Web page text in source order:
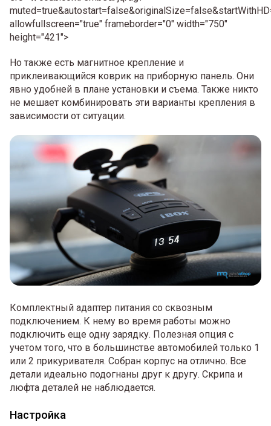
allowfullscreen="true" frameborder="0" width="750"
height="421">
Но также есть магнитное крепление и
приклеивающийся коврик на приборную панель. Они
явно удобней в плане установки и съема. Также никто
не мешает комбинировать эти варианты крепления в
зависимости от ситуации.
Комплектный адаптер питания со сквозным
подключением. К нему во время работы можно
подключить еще одну зарядку. Полезная опция с
учетом того, что в большинстве автомобилей только 1
или 2 прикуривателя. Собран корпус на отлично. Все
детали идеально подогнаны друг к другу. Скрипа и
люфта деталей не наблюдается.
Настройка